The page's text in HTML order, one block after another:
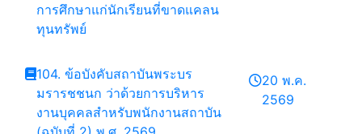
การศึกษาแก่นักเรียนที่ขาดแคลน
ทุนทรัพย์
104. ข้อบังคับสถาบันพระบร
มรารชชนก ว่าด้วยการบริหาร
งานบุคคลสำหรับพนักงานสถาบัน
20 พ.ค.
2569